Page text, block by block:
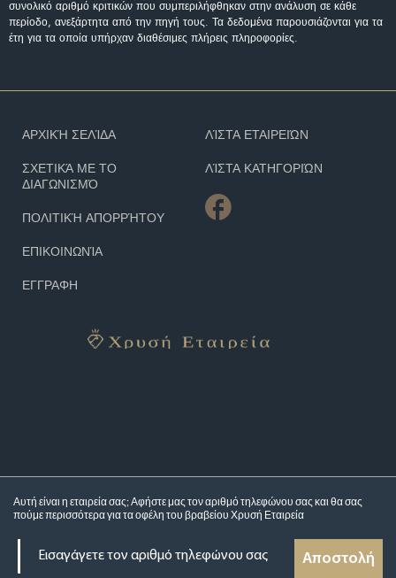
συνολικό αριθμό κριτικών που συμπεριλήφθηκαν στην ανάλυση σε κάθε
περίοδο, ανεξάρτητα από την πηγή τους. Τα δεδομένα παρουσιάζονται για τα
έτη για τα οποία υπήρχαν διαθέσιμες πλήρεις πληροφορίες.
Αυτή είναι η εταιρεία σας; Αφήστε μας τον αριθμό τηλεφώνου σας και θα σας
πούμε περισσότερα για ταοφέλη του βραβείου Χρυσή Εταιρεία
Αποστολή
ΑΡΧΙΚΉ ΣΕΛΊΔΑ
ΣΧΕΤΙΚΆ ΜΕ ΤΟ
ΔΙΑΓΩΝΙΣΜΌ
ΠΟΛΙΤΙΚΉ ΑΠΟΡΡΉΤΟΥ
ΕΠΙΚΟΙΝΩΝΊΑ
ΕΓΓΡΑΦΗ
ΛΊΣΤΑ ΕΤΑΙΡΕΙΏΝ
ΛΊΣΤΑ ΚΑΤΗΓΟΡΙΏΝ